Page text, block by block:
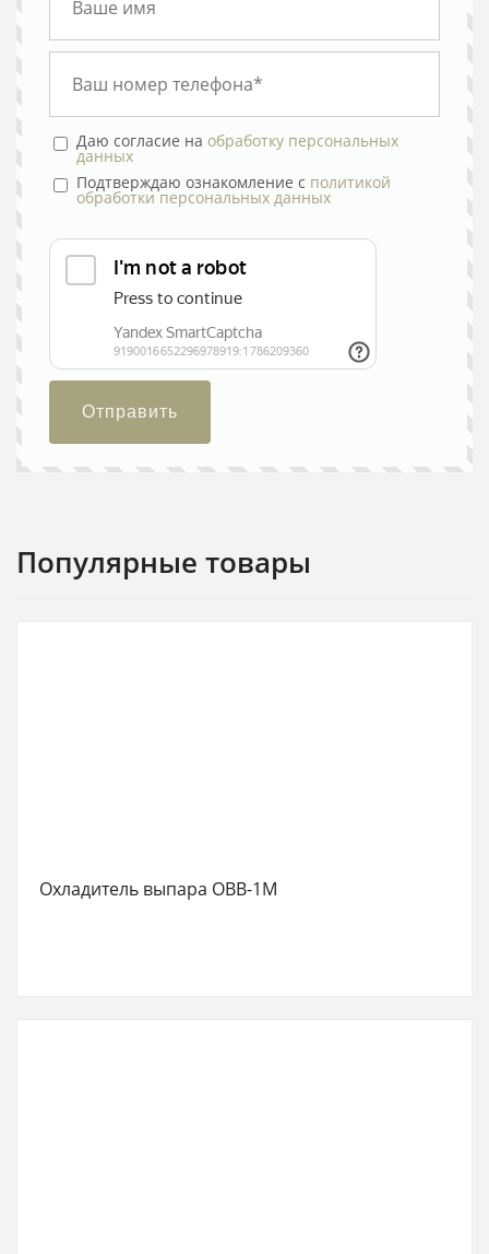
Даю согласие на обработку персональных
данных
Подтверждаю ознакомление с политикой
обработки персональных данных
Отправить
Популярные товары
Охладитель выпара ОВВ-1М